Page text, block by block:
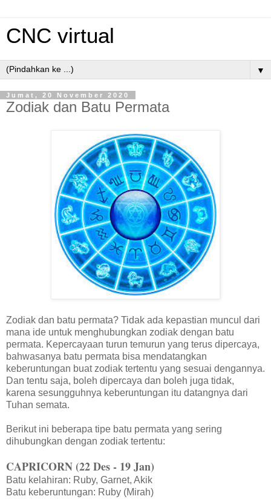
CNC virtual
▼
Jumat, 20 November 2020
Zodiak dan Batu Permata
Zodiak dan batu permata? Tidak ada kepastian muncul dari
mana ide untuk menghubungkan zodiak dengan batu
permata. Kepercayaan turun temurun yang terus dipercaya,
bahwasanya batu permata bisa mendatangkan
keberuntungan buat zodiak tertentu yang sesuai dengannya.
Dan tentu saja, boleh dipercaya dan boleh juga tidak,
karena sesungguhnya keberuntungan itu datangnya dari
Tuhan semata.
Berikut ini beberapa tipe batu permata yang sering
dihubungkan dengan zodiak tertentu:
CAPRICORN (22 Des - 19 Jan)
Batu kelahiran: Ruby, Garnet, Akik
Batu keberuntungan: Ruby (Mirah)